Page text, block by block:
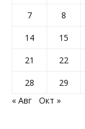
7
8
14
15
21
22
28
29
« Авг
Окт »